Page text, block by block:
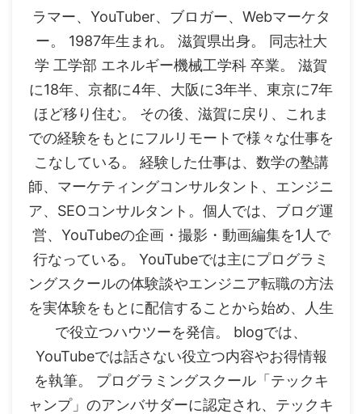
ラマー、YouTuber、ブロガー、Webマーケタ
ー。 1987年生まれ。 滋賀県出身。 同志社大
学 工学部 エネルギー機械工学科 卒業。 滋賀
に18年、京都に4年、大阪に3年半、東京に7年
ほど移り住む。 その後、滋賀に戻り、これま
での経験をもとにフルリモートで様々な仕事を
こなしている。 経験した仕事は、数学の塾講
師、マーケティングコンサルタント、エンジニ
ア、SEOコンサルタント。個人では、ブログ運
営、YouTubeの企画・撮影・動画編集を1人で
行なっている。 YouTubeでは主にプログラミ
ングスクールの体験談やエンジニア転職の方法
を実体験をもとに配信することから始め、人生
で役立つハウツーを発信。 blogでは、
YouTubeでは話さない役立つ内容やお得情報
を執筆。 プログラミングスクール「テックキ
ャンプ」のアンバサダーに認定され、テックキ